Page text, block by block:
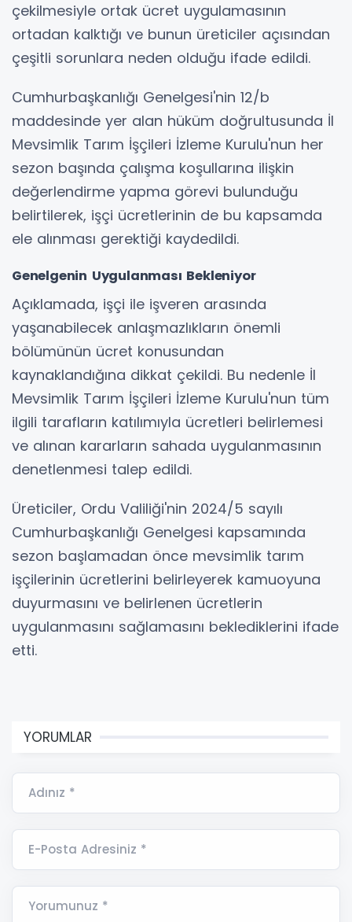
çekilmesiyle ortak ücret uygulamasının
ortadan kalktığı ve bunun üreticiler açısından
çeşitli sorunlara neden olduğu ifade edildi.
Cumhurbaşkanlığı Genelgesi'nin 12/b
maddesinde yer alan hüküm doğrultusunda İl
Mevsimlik Tarım İşçileri İzleme Kurulu'nun her
sezon başında çalışma koşullarına ilişkin
değerlendirme yapma görevi bulunduğu
belirtilerek, işçi ücretlerinin de bu kapsamda
ele alınması gerektiği kaydedildi.
Genelgenin Uygulanması Bekleniyor
Açıklamada, işçi ile işveren arasında
yaşanabilecek anlaşmazlıkların önemli
bölümünün ücret konusundan
kaynaklandığına dikkat çekildi. Bu nedenle İl
Mevsimlik Tarım İşçileri İzleme Kurulu'nun tüm
ilgili tarafların katılımıyla ücretleri belirlemesi
ve alınan kararların sahada uygulanmasının
denetlenmesi talep edildi.
Üreticiler, Ordu Valiliği'nin 2024/5 sayılı
Cumhurbaşkanlığı Genelgesi kapsamında
sezon başlamadan önce mevsimlik tarım
işçilerinin ücretlerini belirleyerek kamuoyuna
duyurmasını ve belirlenen ücretlerin
uygulanmasını sağlamasını beklediklerini ifade
etti.
YORUMLAR
Adınız *
E-Posta Adresiniz *
Yorumunuz *